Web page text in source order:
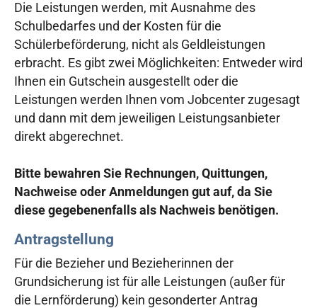
Die Leistungen werden, mit Ausnahme des
Schulbedarfes und der Kosten für die
Schülerbeförderung, nicht als Geldleistungen
erbracht. Es gibt zwei Möglichkeiten: Entweder wird
Ihnen ein Gutschein ausgestellt oder die
Leistungen werden Ihnen vom Jobcenter zugesagt
und dann mit dem jeweiligen Leistungsanbieter
direkt abgerechnet.
Bitte bewahren Sie Rechnungen, Quittungen,
Nachweise oder Anmeldungen gut auf, da Sie
diese gegebenenfalls als Nachweis benötigen.
Antragstellung
Für die Bezieher und Bezieherinnen der
Grundsicherung ist für alle Leistungen (außer für
die Lernförderung) kein gesonderter Antrag